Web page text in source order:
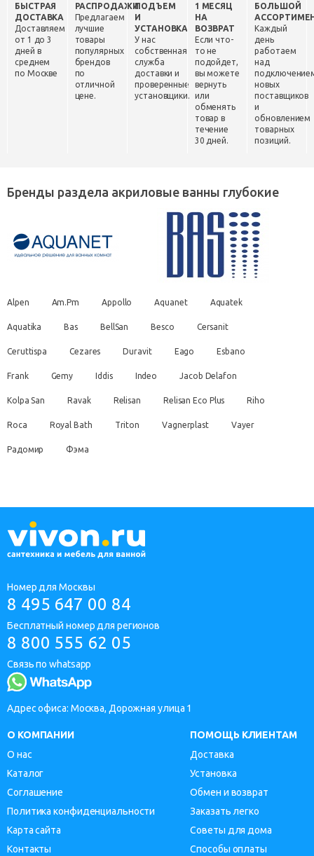
БЫСТРАЯ
ДОСТАВКА
Доставляем
от 1 до 3
дней в
среднем
по Москве
РАСПРОДАЖИ
Предлагаем
лучшие
товары
популярных
брендов
по
отличной
цене.
ПОДЪЕМ
И
УСТАНОВКА
У нас
собственная
служба
доставки и
проверенные
установщики.
1 МЕСЯЦ
НА
ВОЗВРАТ
Если что-
то не
подойдет,
вы можете
вернуть
или
обменять
товар в
течение
30 дней.
БОЛЬШОЙ
Каждый
день
работаем
над
новых
поставщиков
и
обновлением
товарных
позиций.
Бренды раздела акриловые ванны глубокие
Alpen Am.Pm Appollo Aquanet Aquatek
Aquatika Bas BellSan Besco Cersanit
Ceruttispa Cezares Duravit Eago Esbano
Frank Gemy Iddis Indeo Jacob Delafon
Kolpa San Ravak Relisan Relisan Eco Plus Riho
Roca Royal Bath Triton Vagnerplast Vayer
Радомир Фэма
Номер для Москвы
8 495 647 00 84
Бесплатный номер для регионов
8 800 555 62 05
Связь по whatsapp
Адрес офиса: Москва, Дорожная улица 1
О КОМПАНИИ
О нас
Каталог
Соглашение
Политика конфиденциальности
Карта сайта
Контакты
ПОМОЩЬ КЛИЕНТАМ
Доставка
Установка
Обмен и возврат
Заказать легко
Советы для дома
Способы оплаты